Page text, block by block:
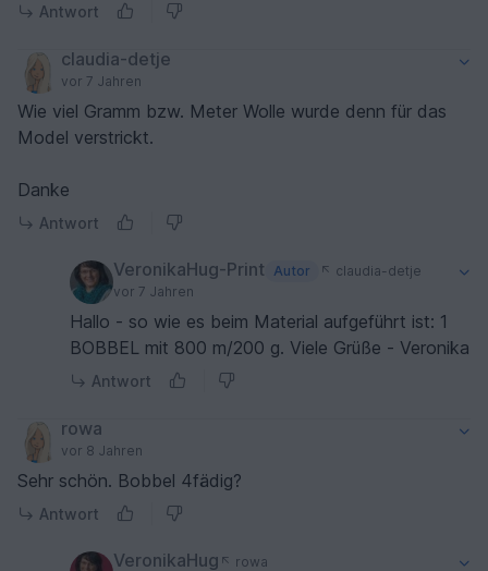
Antwort
claudia-detje
vor 7 Jahren
Wie viel Gramm bzw. Meter Wolle wurde denn für das
Model verstrickt.
Danke
Antwort
VeronikaHug-Print Autor
claudia-detje
vor 7 Jahren
Hallo - so wie es beim Material aufgeführt ist: 1
BOBBEL mit 800 m/200 g. Viele Grüße - Veronika
Antwort
rowa
vor 8 Jahren
Sehr schön. Bobbel 4fädig?
Antwort
VeronikaHug
rowa